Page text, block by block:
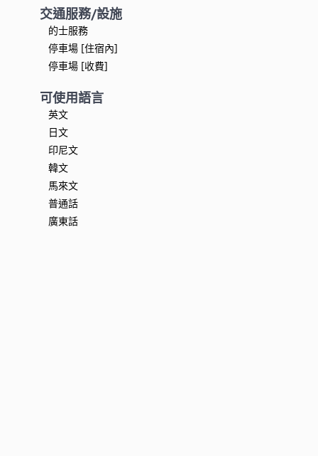
交通服務/設施
的士服務
停車場 [住宿內]
停車場 [收費]
可使用語言
英文
日文
印尼文
韓文
馬來文
普通話
廣東話